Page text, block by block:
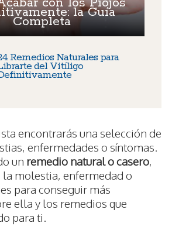
la Guía
Completa
Remedios Naturales para
del Vitíligo
encontrarás una selección de
enfermedades o síntomas.
un remedio natural o casero,
molestia, enfermedad o
para conseguir más
ella y los remedios que
para ti.